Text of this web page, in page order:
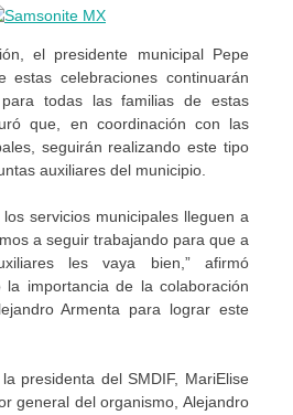
el presidente municipal Pepe
estas celebraciones continuarán
todas las familias de estas
que, en coordinación con las
seguirán realizando este tipo
auxiliares del municipio.
servicios municipales lleguen a
a seguir trabajando para que a
les vaya bien,” afirmó
la importancia de la colaboración
Armenta para lograr este
presidenta del SMDIF, MariElise
general del organismo, Alejandro